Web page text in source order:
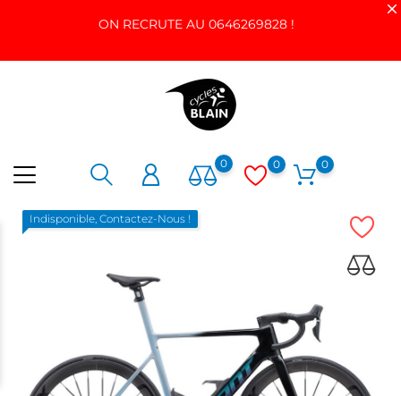
ON RECRUTE AU 0646269828 !
0 0 0
Indisponible, Contactez-Nous !